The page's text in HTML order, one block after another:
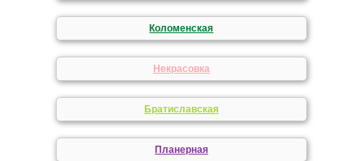
Коломенская
Некрасовка
Братиславская
Планерная